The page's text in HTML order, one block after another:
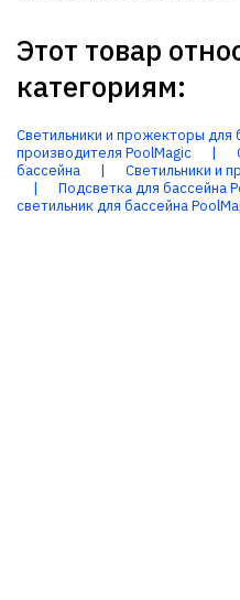
Этот товар
категориям:
Светильники и прожекторы для
производителя PoolMagic
|
бассейна
|
Светильники и
|
Подсветка для бассейна
светильник для бассейна